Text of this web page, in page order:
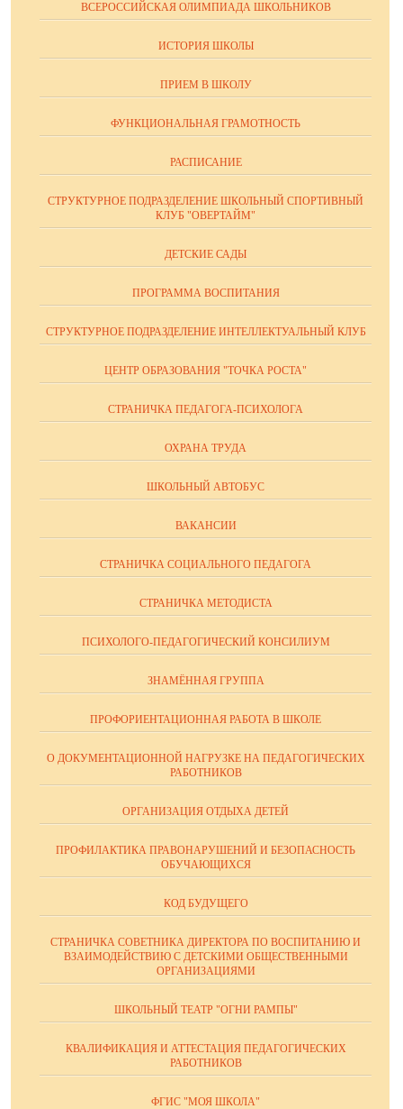
ВСЕРОССИЙСКАЯ ОЛИМПИАДА ШКОЛЬНИКОВ
ИСТОРИЯ ШКОЛЫ
ПРИЕМ В ШКОЛУ
ФУНКЦИОНАЛЬНАЯ ГРАМОТНОСТЬ
РАСПИСАНИЕ
СТРУКТУРНОЕ ПОДРАЗДЕЛЕНИЕ ШКОЛЬНЫЙ СПОРТИВНЫЙ
КЛУБ "ОВЕРТАЙМ"
ДЕТСКИЕ САДЫ
ПРОГРАММА ВОСПИТАНИЯ
СТРУКТУРНОЕ ПОДРАЗДЕЛЕНИЕ ИНТЕЛЛЕКТУАЛЬНЫЙ КЛУБ
ЦЕНТР ОБРАЗОВАНИЯ "ТОЧКА РОСТА"
СТРАНИЧКА ПЕДАГОГА-ПСИХОЛОГА
ОХРАНА ТРУДА
ШКОЛЬНЫЙ АВТОБУС
ВАКАНСИИ
СТРАНИЧКА СОЦИАЛЬНОГО ПЕДАГОГА
СТРАНИЧКА МЕТОДИСТА
ПСИХОЛОГО-ПЕДАГОГИЧЕСКИЙ КОНСИЛИУМ
ЗНАМЁННАЯ ГРУППА
ПРОФОРИЕНТАЦИОННАЯ РАБОТА В ШКОЛЕ
О ДОКУМЕНТАЦИОННОЙ НАГРУЗКЕ НА ПЕДАГОГИЧЕСКИХ
РАБОТНИКОВ
ОРГАНИЗАЦИЯ ОТДЫХА ДЕТЕЙ
ПРОФИЛАКТИКА ПРАВОНАРУШЕНИЙ И БЕЗОПАСНОСТЬ
ОБУЧАЮЩИХСЯ
КОД БУДУЩЕГО
СТРАНИЧКА СОВЕТНИКА ДИРЕКТОРА ПО ВОСПИТАНИЮ И
ВЗАИМОДЕЙСТВИЮ С ДЕТСКИМИ ОБЩЕСТВЕННЫМИ
ОРГАНИЗАЦИЯМИ
ШКОЛЬНЫЙ ТЕАТР "ОГНИ РАМПЫ"
КВАЛИФИКАЦИЯ И АТТЕСТАЦИЯ ПЕДАГОГИЧЕСКИХ
РАБОТНИКОВ
ФГИС "МОЯ ШКОЛА"